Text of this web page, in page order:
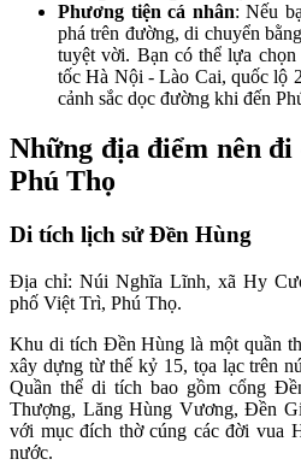
Phương tiện cá nhân: Nếu
phá trên đường, di chuyển
tuyệt vời. Bạn có thể lựa
tốc Hà Nội - Lào Cai, quốc lộ
cảnh sắc dọc đường khi đến
Những địa điểm nên
Phú Thọ
Di tích lịch sử Đền Hùng
Địa chỉ: Núi Nghĩa Lĩnh, xã Hy
phố Việt Trì, Phú Thọ.
Khu di tích Đền Hùng là một quần
xây dựng từ thế kỷ 15, tọa lạc trên
Quần thể di tích bao gồm cổng
Thượng, Lăng Hùng Vương, Đền
với mục đích thờ cúng các đời vua
nước.